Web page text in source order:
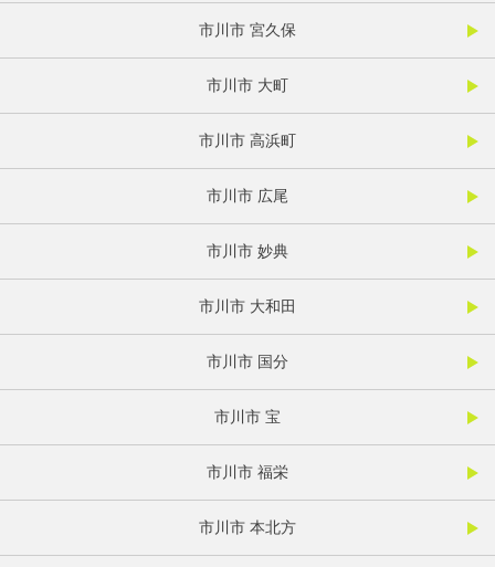
市川市 宮久保
市川市 大町
市川市 高浜町
市川市 広尾
市川市 妙典
市川市 大和田
市川市 国分
市川市 宝
市川市 福栄
市川市 本北方